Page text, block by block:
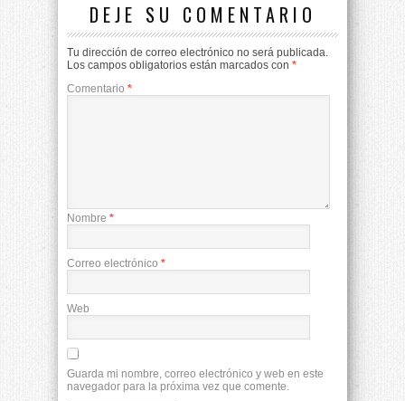
DEJE SU COMENTARIO
Tu dirección de correo electrónico no será publicada.
Los campos obligatorios están marcados con *
Comentario *
Nombre *
Correo electrónico *
Web
Guarda mi nombre, correo electrónico y web en este
navegador para la próxima vez que comente.